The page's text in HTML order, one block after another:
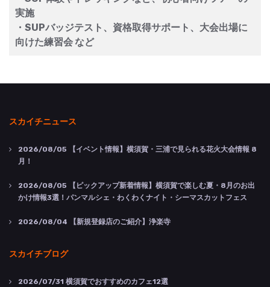
実施
・SUPバッジテスト、資格取得サポート、大会出場に
向けた練習会 など
スカイチニュース
2026/08/05 【イベント情報】横須賀・三浦で見られる花火大会情報 8
月！
2026/08/05 【ピックアップ新着情報】横須賀で楽しむ夏・8月のお出
かけ情報3選！パンマルシェ・わくわくナイト・シーマスカットフェス
2026/08/04 【新規登録店のご紹介】浄楽寺
スカイチブログ
2026/07/31 横須賀でおすすめのカフェ12選